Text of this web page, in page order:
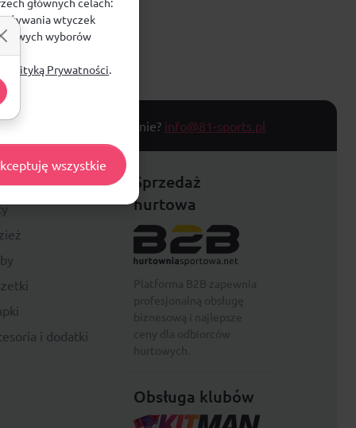
Masz pytanie? info@81-sports.pl
i dodatki
Sprzedaż
hurtowa
Obsługa klubów
używania wtyczek
wyborów
Polityką Prywatności
wszystkie